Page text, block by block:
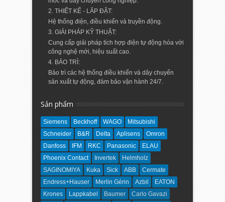
2. THIẾT KẾ - LẮP ĐẶT:
Hệ thống điện, điều khiển và truyền động.
3. GIẢI PHÁP KỸ THUẬT:
Cung cấp giải pháp tích hợp điện tự động hóa với
công nghệ mới, hiệu suất cao.
4. BẢO TRÌ:
Bảo trì các hệ thống điều khiển và dây chuyển
sản xuất tự động, đảm bảo vận hành 24/7.
Sản phẩm
Siemens Beckhoff WAGO
Mitsubishi
Schneider
B&R Delta Aplisens
Omron
Danfoss
IFM RKC Panasonic
ELAU
Phoenix Contact
Invertek
Helmholz
SAGINOMIYA
Kuka Sick ABB
Cermate
Endress+Hauser
Merlin Gérin Azbil
EATON
Krones
Lappkabel Baumer Carlo Gavazi